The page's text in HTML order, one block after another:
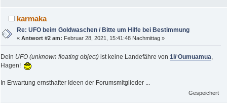
karmaka
Re: UFO beim Goldwaschen / Bitte um Hilfe bei Bestimmung
«Antwort #2 am: Februar 28, 2021, 15:41:48 Nachmittag »
Dein UFO (unknown floating object) ist keine Landefähre von 1I/ʻOumuamua,
Hagen!
In Erwartung ernsthafter Ideen der Forumsmitglieder ...
Gespeichert